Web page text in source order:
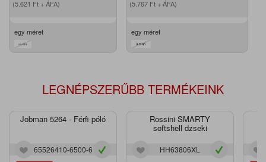
(5.621 Ft + ÁFA)
egy méret
(5.767 Ft + ÁFA)
egy méret
LEGNÉPSZERŰBB TERMÉKEINK
Jobman 5264 - Férfi póló
65526410-6500-6
Rossini SMARTY
softshell dzseki
HH63806XL